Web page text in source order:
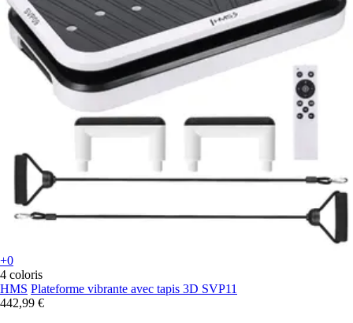
+0
4 coloris
HMS Plateforme vibrante avec tapis 3D SVP11
442,99 €